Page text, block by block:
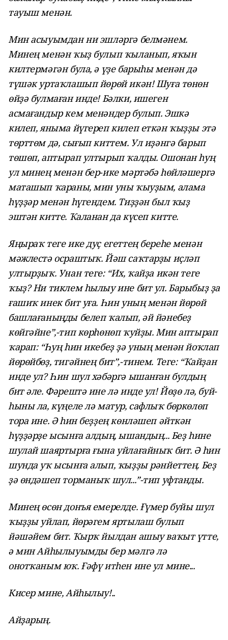
тауыш менән.
Мин асыуымдан ни эшләргә белмәнем.
Минең менән ҡыҙ булып ҡыланып, яҡын
килтермәгән була, ә үҙе барыһы менән дә
түшәк уртаҡлашып йөрөй икән! Шуға төнөн
өйҙә булмаған инде! Бәлки, ишеген
асмағандыр кем менәндер булып. Эшкә
килеп, яныма йүгереп килеп еткән ҡыҙҙы этә
төрттөм дә, сығып киттем. Ул иҙәнгә барып
төшөп, аптырап ултырып ҡалды. Ошонан һуң
ул минең менән бер-ике мәртәбә һөйләшергә
маташып ҡараны, мин уны ҡыуҙым, алама
һүҙҙәр менән һүгендем. Тиҙҙән был ҡыҙ
эштән китте. Ҡаланан да күсеп китте.
Яңыраҡ теге ике дуҫ егеттең береһе менән
мәжлестә осраштыҡ. Йәш саҡтарҙы иҫләп
ултырҙыҡ. Унан теге: “Их, ҡайҙа икән теге
ҡыҙ? Ни тиклем һылыу ине бит ул. Барыбыҙ ҙа
ғашиҡ инек бит уға. Һин уның менән йөрөй
башлағаныңды белеп ҡалып, әй йәнебеҙ
көйгәйне”,-тип көрһөнөп ҡуйҙы. Мин аптырап
ҡарап: “Һуң һин икебеҙ ҙә уның менән йоҡлап
йөрөйбөҙ, тигәйнең бит”,-тинем. Теге: “Ҡайҙан
инде ул? Һин шул хәбәргә ышанған булдың
бит әле. Фәрештә ине лә инде ул! Йөҙө лә, буй-
һыны ла, күңеле лә матур, сафлыҡ бөркөлөп
тора ине. Ә һин беҙҙең көнләшеп әйткән
һүҙҙәрҙе ысынға алдың, ышандың... Беҙ һине
шулай шаяртырға ғына уйлағайныҡ бит. Ә һин
шунда уҡ ысынға алып, ҡыҙҙы рәнйеттең. Беҙ
ҙә өндәшеп торманыҡ шул...”-тип уфтанды.
Минең өсөн донъя емерелде. Ғүмер буйы шул
ҡыҙҙы уйлап, йөрәгем яртылаш булып
йәшәйем бит. Ҡырҡ йылдан ашыу ваҡыт үтте,
ә мин Айһылыуымды бер мәлгә лә
онотҡаным юҡ. Ғәфү итһен ине ул мине...
Кисер мине, Айһылыу!..
Айҙарың.